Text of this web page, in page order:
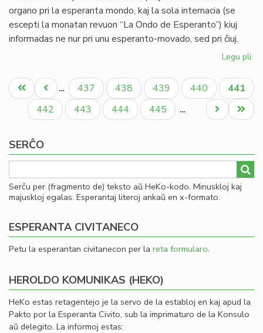
organo pri la esperanta mondo, kaj la sola internacia (se
escepti la monatan revuon “La Ondo de Esperanto”) kiuj
informadas ne nur pri unu esperanto-movado, sed pri ĉiuj.
Legu pli
de
Pagination
Unua
paĝo
Antaŭa
paĝo
… Paĝo
437 Paĝo
438 Paĝo
439 Paĝo
440
Aktuala
paĝo
441
Paĝo
442 Paĝo
443 Paĝo
444 Paĝo
445 …
Last
page
Next
page
SERĈO
Serĉu per (fragmento de) teksto aŭ HeKo-kodo. Minuskloj kaj
majuskloj egalas. Esperantaj literoj ankaŭ en x-formato.
ESPERANTA CIVITANECO
Petu la esperantan civitanecon per la reta formularo.
HEROLDO KOMUNIKAS (HEKO)
HeKo estas retagentejo je la servo de la establoj en kaj apud la
Pakto por la Esperanta Civito, sub la imprimaturo de la Konsulo
aŭ delegito. La informoj estas: